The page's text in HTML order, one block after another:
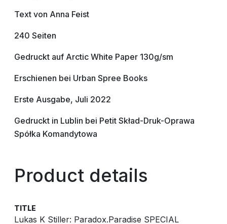
Text von Anna Feist
240 Seiten
Gedruckt auf Arctic White Paper 130g/sm
Erschienen bei Urban Spree Books
Erste Ausgabe, Juli 2022
Gedruckt in Lublin bei Petit Skład-Druk-Oprawa
Spółka Komandytowa
Product details
TITLE
Lukas K Stiller: Paradox.Paradise SPECIAL